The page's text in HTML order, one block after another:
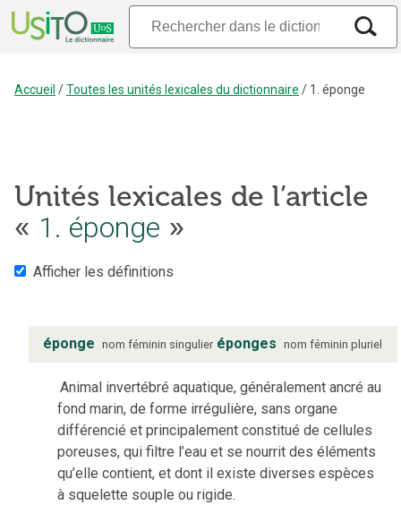
Accueil /Toutes les unités lexicales du dictionnaire / 1. éponge
Unités lexicales de l’article
« 1. éponge »
Afficher les définitions
éponge nom féminin singulier éponges nom féminin pluriel
Animal invertébré aquatique, généralement ancré au
fond marin, de forme irrégulière, sans organe
différencié et principalement constitué de cellules
poreuses, qui filtre l’eau et se nourrit des éléments
qu’elle contient, et dont il existe diverses espèces
à squelette souple ou rigide.